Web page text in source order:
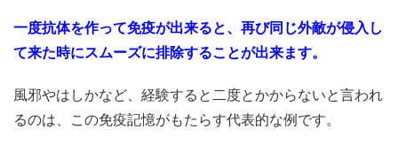
一度抗体を作って免疫が出来ると、再び同じ外敵が侵入し
て来た時にスムーズに排除することが出来ます。
風邪やはしかなど、経験すると二度とかからないと言われ
るのは、この免疫記憶がもたらす代表的な例です。